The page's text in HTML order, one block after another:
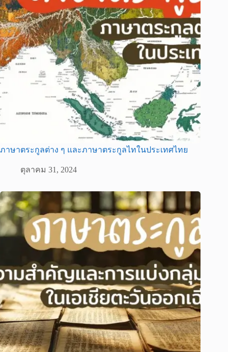
ภาษาตระกูลต่าง ๆ และภาษาตระกูลไทในประเทศไทย
ตุลาคม 31, 2024